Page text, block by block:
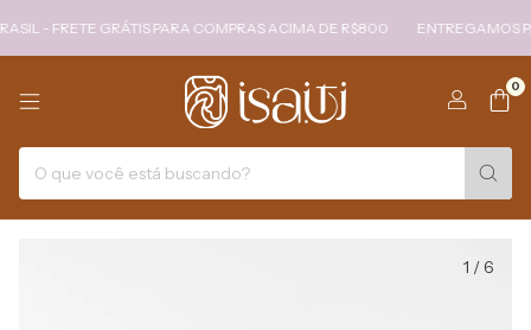
FRETE GRÁTIS PARA COMPRAS ACIMA DE R$800 ENTREGAMOS PARA
0
1 /6